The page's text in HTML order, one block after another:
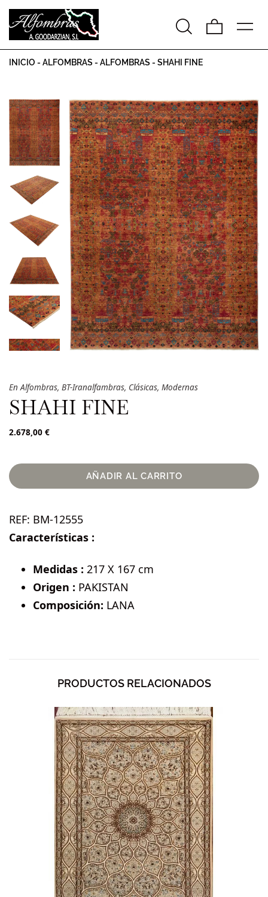
INICIO - ALFOMBRAS - ALFOMBRAS - SHAHI FINE
En Alfombras, BT-Iranalfambras, Clásicas, Modernas
SHAHI FINE
2.678,00 €
AÑADIR AL CARRITO
REF: BM-12555
Características :
Medidas : 217 X 167 cm
Origen : PAKISTAN
Composición: LANA
PRODUCTOS RELACIONADOS